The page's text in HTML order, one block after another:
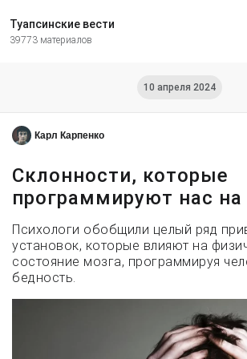
Туапсинские вести
39773 материалов
10 апреля 2024
Карл Карпенко
Склонности, которые
программируют нас на
Психологи обобщили целый ряд
установок, которые влияют на
состояние мозга, программируя
бедность.